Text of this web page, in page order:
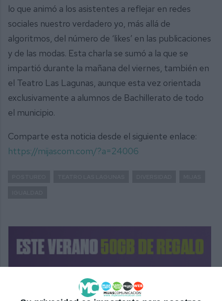
lo que animó a los asistentes a reflejar en redes
sociales nuestro verdadero yo, más allá de
algoritmos, del número de ‘likes’ en las publicaciones
y de las modas. Esta charla se sumó a la que se
impartió durante la mañana del viernes, también en
el Teatro Las Lagunas, aunque esta vez orientada
exclusivamente a alumnos de Bachillerato de todo
el municipio.
Comparte esta noticia desde el siguiente enlace:
https://mijascom.com/?a=24006